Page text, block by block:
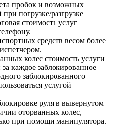
пробок и возможных
погрузке/разгрузке
стоимость услуг
средств весом более
колес стоимость услуги
каждое заблокированное
заблокированного
услугой
руля в вывернутом
оторванных колес,
при помощи манипулятора.